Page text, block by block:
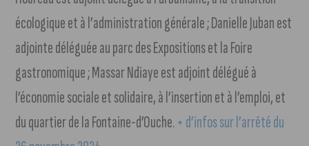
écologique et à l’administration générale ; Danielle Juban est
adjointe déléguée au parc des Expositions et la Foire
gastronomique ; Massar Ndiaye est adjoint délégué à
l’économie sociale et solidaire, à l’insertion et à l’emploi, et
du quartier de la Fontaine-d’Ouche.+ d’infos sur l’arrêté du